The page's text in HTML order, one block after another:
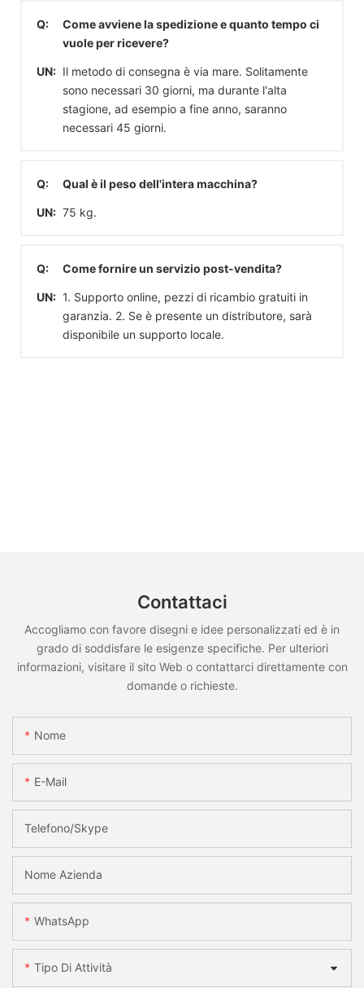
Q:
Come avviene la spedizione e quanto tempo ci
vuole per ricevere?
UN: Il metodo di consegna è via mare. Solitamente
sono necessari 30 giorni, ma durante l'alta
stagione, ad esempio a fine anno, saranno
necessari 45 giorni.
Q: Qual è il peso dell'intera macchina?
UN: 75 kg.
Q: Come fornire un servizio post-vendita?
UN: 1. Supporto online, pezzi di ricambio gratuiti in
garanzia. 2. Se è presente un distributore, sarà
disponibile un supporto locale.
Contattaci
Accogliamo con favore disegni e idee personalizzati ed è in
grado di soddisfare le esigenze specifiche. Per ulteriori
informazioni, visitare il sito Web o contattarci direttamente con
domande o richieste.
Nome
E-Mail
Telefono/skype
Nome Azienda
WhatsApp
Tipo Di Attività